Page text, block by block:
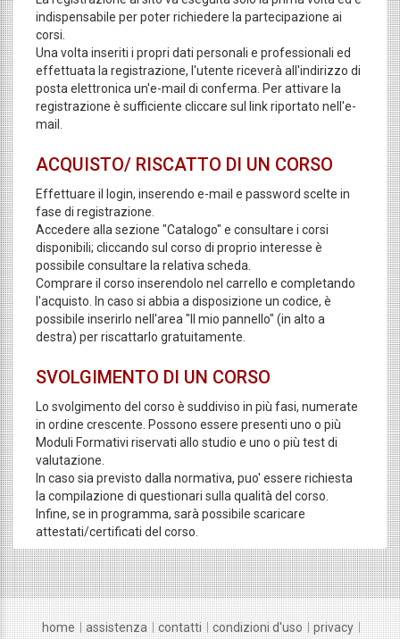
indispensabile per poter richiedere la partecipazione ai
corsi.
Una volta inseriti i propri dati personali e professionali ed
effettuata la registrazione, l'utente riceverà all'indirizzo di
posta elettronica un'e-mail di conferma. Per attivare la
registrazione è sufficiente cliccare sul link riportato nell'e-
mail.
ACQUISTO/ RISCATTO DI UN CORSO
Effettuare il login, inserendo e-mail e password scelte in
fase di registrazione.
Accedere alla sezione "Catalogo" e consultare i corsi
disponibili; cliccando sul corso di proprio interesse è
possibile consultare la relativa scheda.
Comprare il corso inserendolo nel carrello e completando
l'acquisto. In caso si abbia a disposizione un codice, è
possibile inserirlo nell'area "Il mio pannello" (in alto a
destra) per riscattarlo gratuitamente.
SVOLGIMENTO DI UN CORSO
Lo svolgimento del corso è suddiviso in più fasi, numerate
in ordine crescente. Possono essere presenti uno o più
Moduli Formativi riservati allo studio e uno o più test di
valutazione.
In caso sia previsto dalla normativa, puo' essere richiesta
la compilazione di questionari sulla qualità del corso.
Infine, se in programma, sarà possibile scaricare
attestati/certificati del corso.
home assistenza contatti condizioni d'uso privacy